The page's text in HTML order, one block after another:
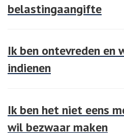
belastingaangifte
Ik ben ontevreden en
indienen
Ik ben het niet eens
wil bezwaar maken